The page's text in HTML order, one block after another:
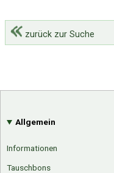
zurück zur Suche
Allgemein
Informationen
Tauschbons